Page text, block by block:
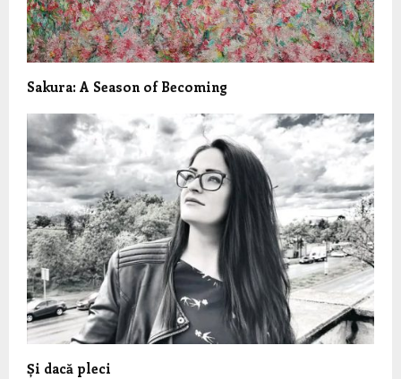
Sakura: A Season of Becoming
Și dacă pleci